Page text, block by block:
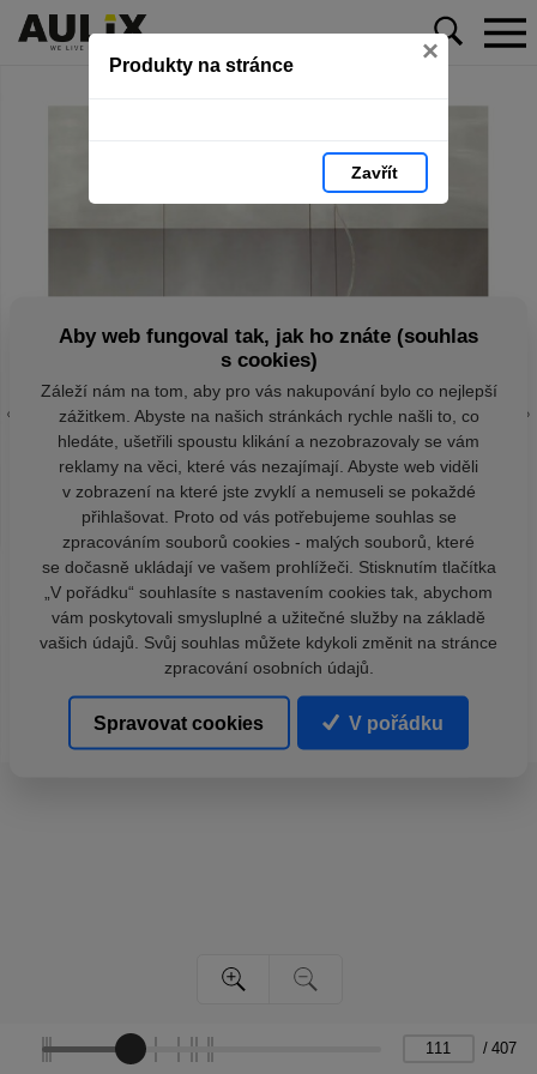
Produkty na stránce ×
Zavřít
/ 407
Aby web fungoval tak, jak ho znáte (souhlas
s cookies)
Záleží nám na tom, aby pro vás nakupování bylo co nejlepší
zážitkem. Abyste na našich stránkách rychle našli to, co
hledáte, ušetřili spoustu klikání a nezobrazovaly se vám
reklamy na věci, které vás nezajímají. Abyste web viděli
v zobrazení na které jste zvyklí a nemuseli se pokaždé
přihlašovat. Proto od vás potřebujeme souhlas se
zpracováním souborů cookies - malých souborů, které
se dočasně ukládají ve vašem prohlížeči. Stisknutím tlačítka
„V pořádku“ souhlasíte s nastavením cookies tak, abychom
vám poskytovali smysluplné a užitečné služby na základě
vašich údajů. Svůj souhlas můžete kdykoli změnit na stránce
zpracování osobních údajů.
Spravovat cookies V pořádku